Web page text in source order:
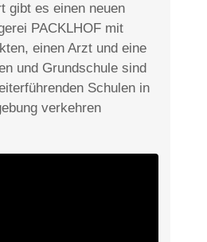
gibt es einen neuen
PACKLHOF mit
einen Arzt und eine
und Grundschule sind
Schulen in
verkehren